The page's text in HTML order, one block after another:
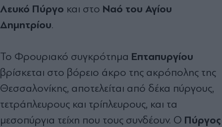
Λευκό Πύργο και στο Ναό του Αγίου
Δημητρίου.
Το Φρουριακό συγκρότημα Επταπυργίου
βρίσκεται στο βόρειο άκρο της ακρόπολης της
Θεσσαλονίκης, αποτελείται από δέκα πύργους,
τετράπλευρους και τρίπλευρους, και τα
μεσοπύργια τείχη που τους συνδέουν. Ο Πύργος